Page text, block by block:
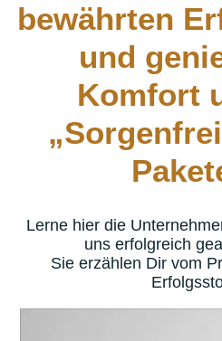
bewährten
und
Komfort
Lerne hier die
uns erfolgreich
Sie erzählen Dir vom